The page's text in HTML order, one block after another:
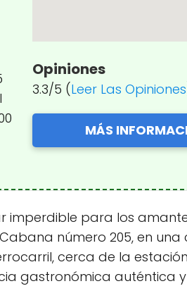
Opiniones
3.3/5 (Leer Las Opiniones
MÁS
imperdible para los
número 205, en
cerca de la estación
gastronómica auténtica y